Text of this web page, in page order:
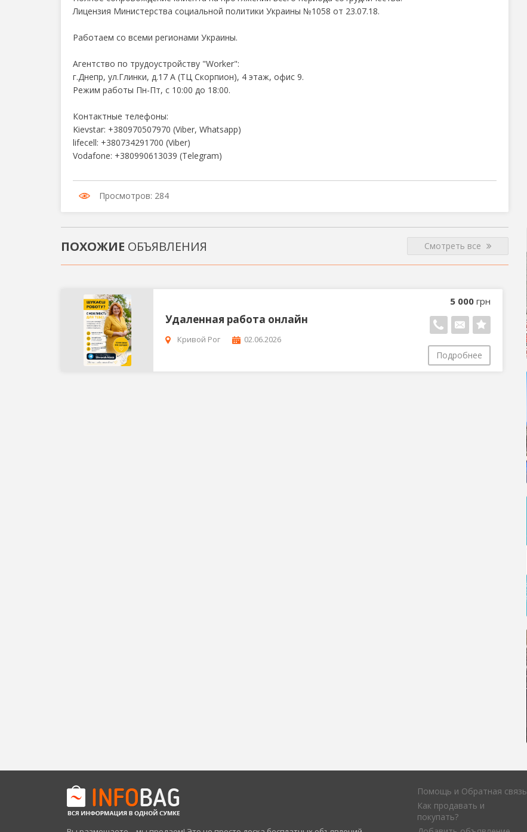
Лицензия Министерства социальной политики Украины №1058 от 23.07.18.
Работаем со всеми регионами Украины.
Агентство по трудоустройству "Worker":
г.Днепр, ул.Глинки, д.17 А (ТЦ Скорпион), 4 этаж, офис 9.
Режим работы Пн-Пт, с 10:00 до 18:00.
Контактные телефоны:
Kievstar: +380970507970 (Viber, Whatsapp)
lifecell: +380734291700 (Viber)
Vodafone: +380990613039 (Telegram)
Просмотров: 284
ПОХОЖИЕ ОБЪЯВЛЕНИЯ Смотреть все
Удаленная работа онлайн
Кривой Рог 02.06.2026
5 000 грн
Подробнее
Помощь и Обратная связь
Как продавать и
покупать?